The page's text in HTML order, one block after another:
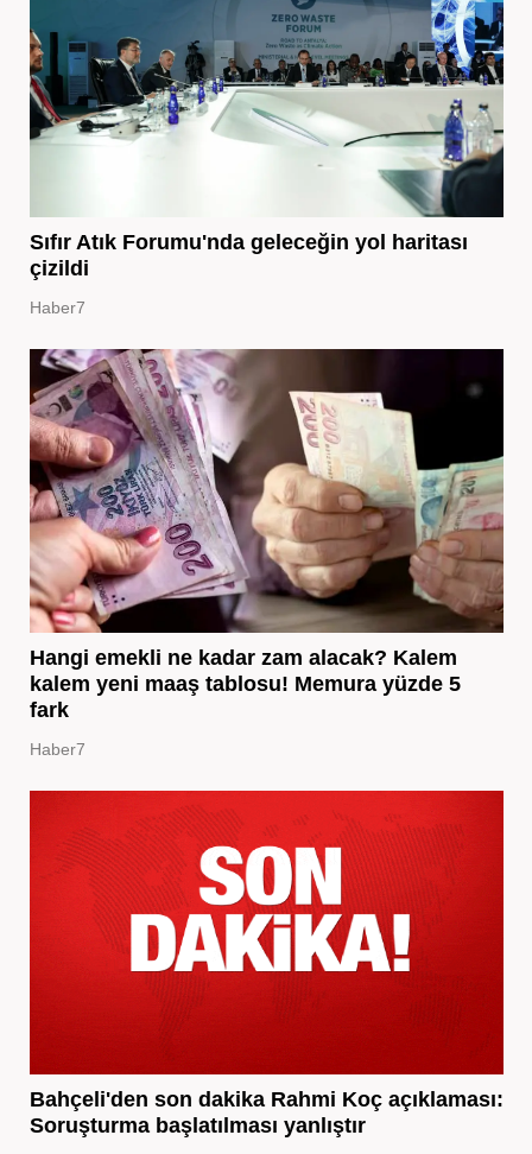
Sıfır Atık Forumu'nda geleceğin yol haritası
çizildi
Haber7
Hangi emekli ne kadar zam alacak? Kalem
kalem yeni maaş tablosu! Memura yüzde 5
fark
Haber7
Bahçeli'den son dakika Rahmi Koç açıklaması:
Soruşturma başlatılması yanlıştır